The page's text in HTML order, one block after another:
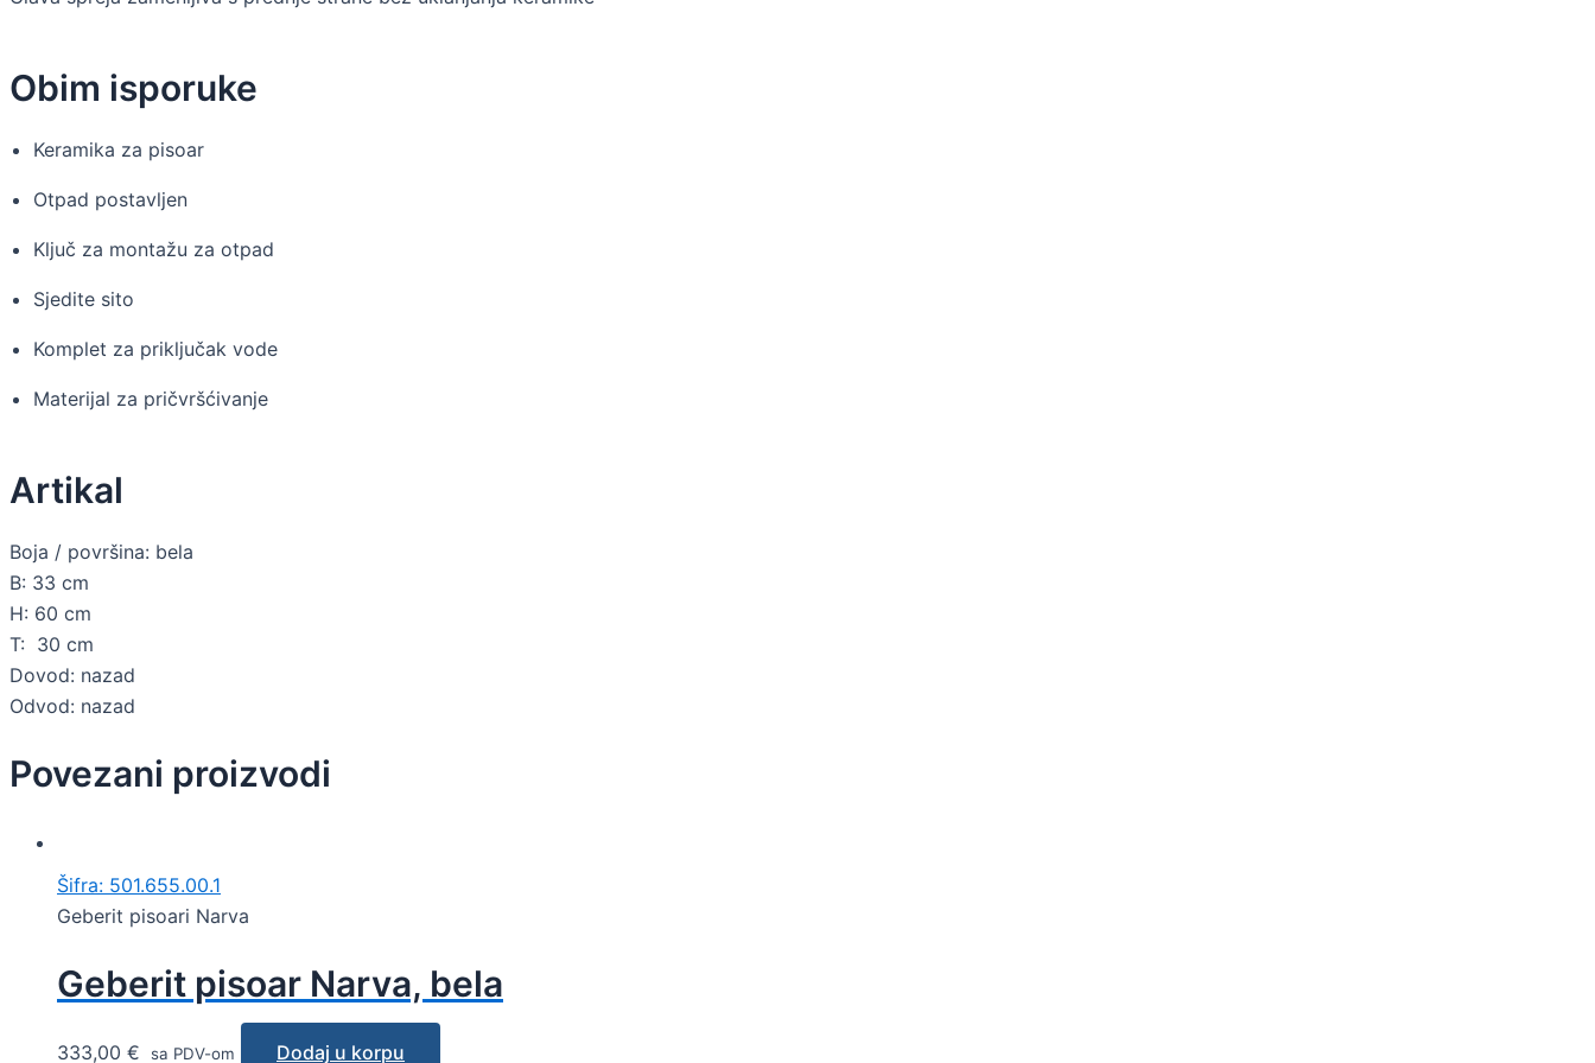
Obim isporuke
Keramika za pisoar
Otpad postavljen
Ključ za montažu za otpad
Sjedite sito
Komplet za priključak vode
Materijal za pričvršćivanje
Artikal
Boja / površina: bela
B: 33 cm
H: 60 cm
T: 30 cm
Dovod: nazad
Odvod: nazad
Povezani proizvodi
Šifra: 501.655.00.1
Geberit pisoari Narva
Geberit pisoar Narva, bela
333,00 € sa PDV-om Dodaj u korpu